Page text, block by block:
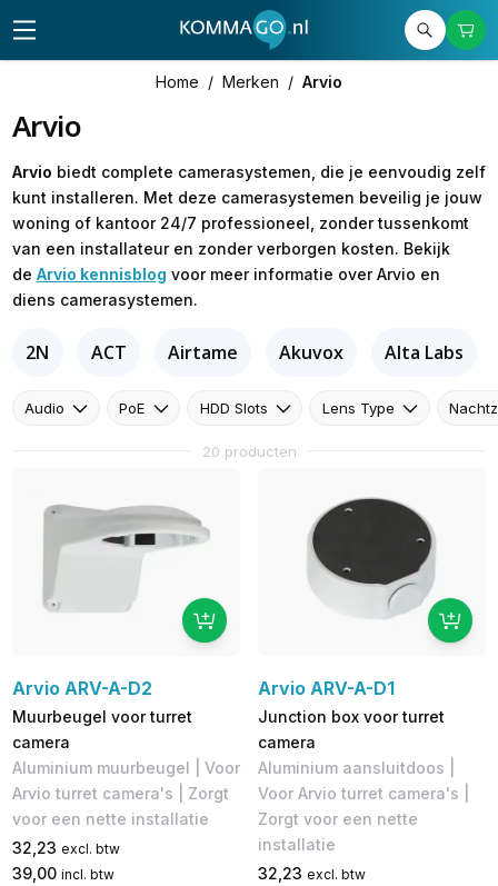
Home / Merken / Arvio
Arvio
Arvio biedt complete camerasystemen, die je eenvoudig zelf
kunt installeren. Met deze camerasystemen beveilig je jouw
woning of kantoor 24/7 professioneel, zonder tussenkomt
van een installateur en zonder verborgen kosten. Bekijk
de Arvio kennisblog voor meer informatie over Arvio en
diens camerasystemen.
2N ACT Airtame Akuvox Alta Labs
Audio PoE HDD Slots Lens Type
20 producten
Arvio ARV-A-D2
Muurbeugel voor turret
camera
Aluminium muurbeugel | Voor
Arvio turret camera's | Zorgt
voor een nette installatie
32,23 excl. btw
39,00 incl. btw
Arvio ARV-A-D1
Junction box voor turret
camera
Aluminium aansluitdoos |
Voor Arvio turret camera's |
Zorgt voor een nette
installatie
32,23 excl. btw